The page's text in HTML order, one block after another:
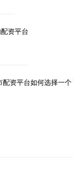
资平台
资平台如何选择一个